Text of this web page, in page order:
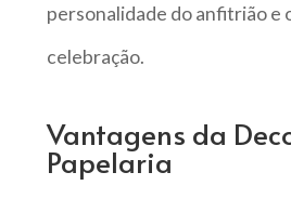
personalidade do anfitrião e
celebração.
Vantagens da
Papelaria